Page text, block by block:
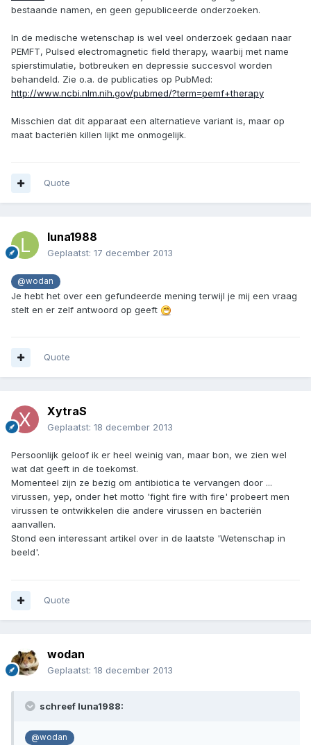
bestaande namen, en geen gepubliceerde onderzoeken.
In de medische wetenschap is wel veel onderzoek gedaan naar
PEMFT, Pulsed electromagnetic field therapy, waarbij met name
spierstimulatie, botbreuken en depressie succesvol worden
behandeld. Zie o.a. de publicaties op PubMed:
http://www.ncbi.nlm.nih.gov/pubmed/?term=pemf+therapy
Misschien dat dit apparaat een alternatieve variant is, maar op
maat bacteriën killen lijkt me onmogelijk.
Quote
luna1988
Geplaatst: 17 december 2013
@wodan
Je hebt het over een gefundeerde mening terwijl je mij een vraag
stelt en er zelf antwoord op geeft
Quote
XytraS
Geplaatst: 18 december 2013
Persoonlijk geloof ik er heel weinig van, maar bon, we zien wel
wat dat geeft in de toekomst.
Momenteel zijn ze bezig om antibiotica te vervangen door ...
virussen, yep, onder het motto 'fight fire with fire' probeert men
virussen te ontwikkelen die andere virussen en bacteriën
aanvallen.
Stond een interessant artikel over in de laatste 'Wetenschap in
beeld'.
Quote
wodan
Geplaatst: 18 december 2013
schreef luna1988:
@wodan